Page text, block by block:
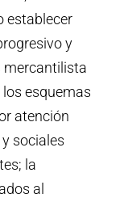
establecer
y
mercantilista
esquemas
atención
sociales
la
al